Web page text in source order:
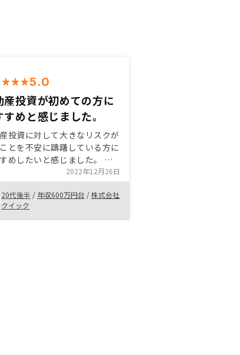
5.0
産投資が初めての方に
すめと感じました。
投資に対して大きなリスクが
とを不安に躊躇している方に
めしたいと感じました。 理
しては、不動産投資の知識が薄
りリスクが怖い人に対してカ
てくださるプランがあるため
また、その点に対して理解
で丁寧にご説明頂くことがで
2022年12月26日
20代後半 / 年収600万円台 /株式会社
クイック